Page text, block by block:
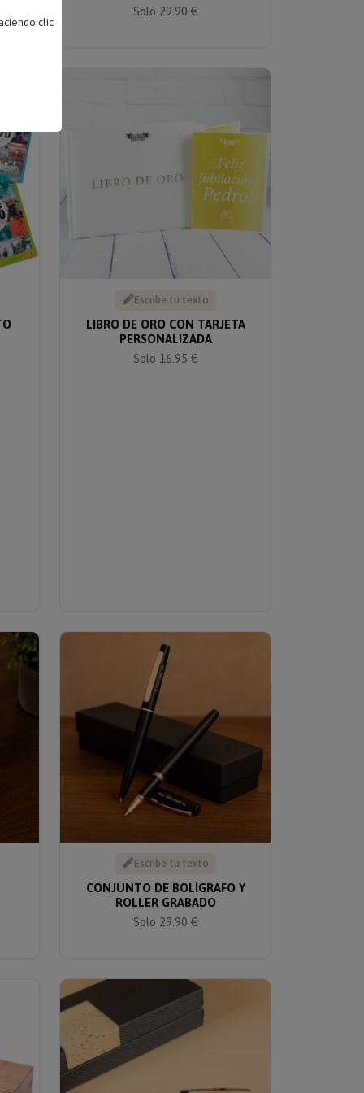
Solo 29.90 €
Escribe tu texto
LIBRO DE ORO CON TARJETA
PERSONALIZADA
Solo 16.95 €
Escribe tu texto
CONJUNTO DE BOLÍGRAFO Y
ROLLER GRABADO
Solo 29.90 €
clic